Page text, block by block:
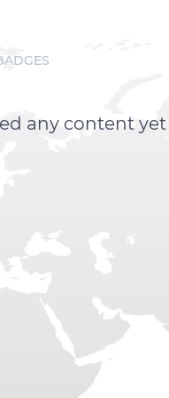
any content yet